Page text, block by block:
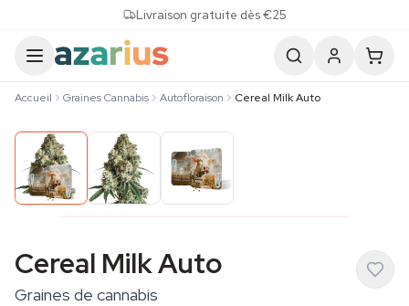
Livraison gratuite dès €25
Accueil Graines Cannabis Autofloraison Cereal Milk Auto
Cereal Milk Auto
Graines de cannabis